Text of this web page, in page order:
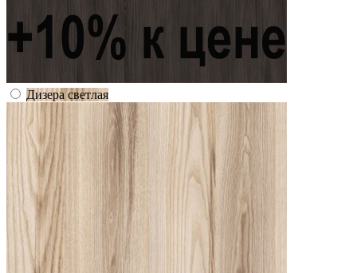
Дизера светлая